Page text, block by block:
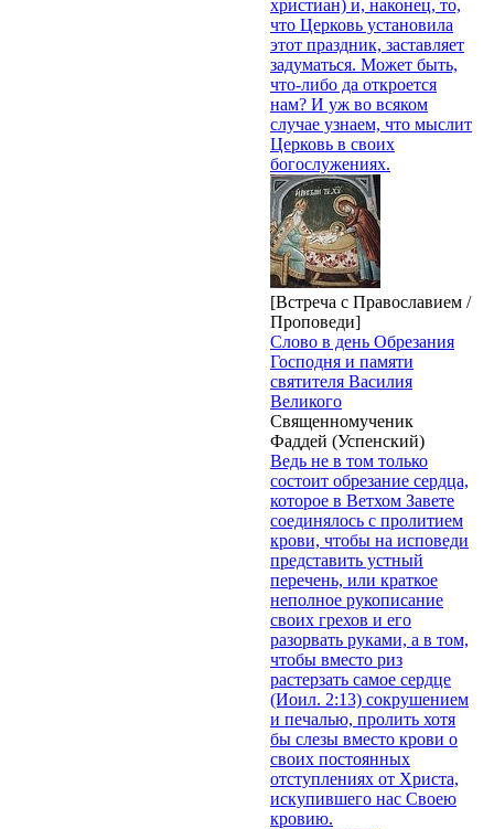
христиан) и, наконец, то,
что Церковь установила
этот праздник, заставляет
задуматься. Может быть,
что-либо да откроется
нам? И уж во всяком
случае узнаем, что мыслит
Церковь в своих
богослужениях.
[Встреча с Православием /
Проповеди]
Слово в день Обрезания
Господня и памяти
святителя Василия
Великого
Священномученик
Фаддей (Успенский)
Ведь не в том только
состоит обрезание сердца,
которое в Ветхом Завете
соединялось с пролитием
крови, чтобы на исповеди
представить устный
перечень, или краткое
неполное рукописание
своих грехов и его
разорвать руками, а в том,
чтобы вместо риз
растерзать самое сердце
(Иоил. 2:13) сокрушением
и печалью, пролить хотя
бы слезы вместо крови о
своих постоянных
отступлениях от Христа,
искупившего нас Своею
кровию.